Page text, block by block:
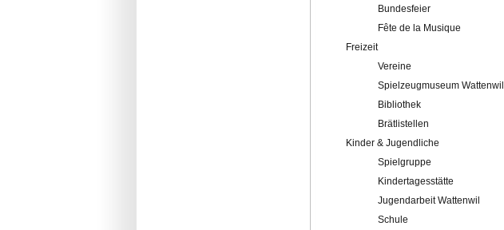
Bundesfeier
Fête de la Musique
Freizeit
Vereine
Spielzeugmuseum Wattenwil
Bibliothek
Brätlistellen
Kinder & Jugendliche
Spielgruppe
Kindertagesstätte
Jugendarbeit Wattenwil
Schule